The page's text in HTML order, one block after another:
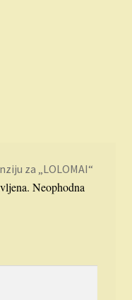
za „LOLOMAI“
Neophodna